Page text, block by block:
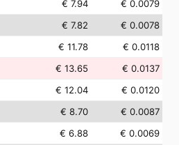
€ 7.94
€ 0.0079
€ 7.82
€ 0.0078
€ 11.78
€ 0.0118
€ 13.65
€ 0.0137
€ 12.04
€ 0.0120
€ 8.70
€ 0.0087
€ 6.88
€ 0.0069